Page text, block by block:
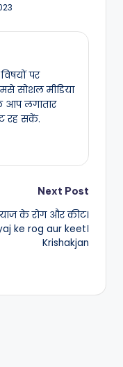
पर
सोशल मीडिया
आप लगातार
रह सकें.
Next Post
के रोग और कीट।
ke rog aur keet।
Krishakjan